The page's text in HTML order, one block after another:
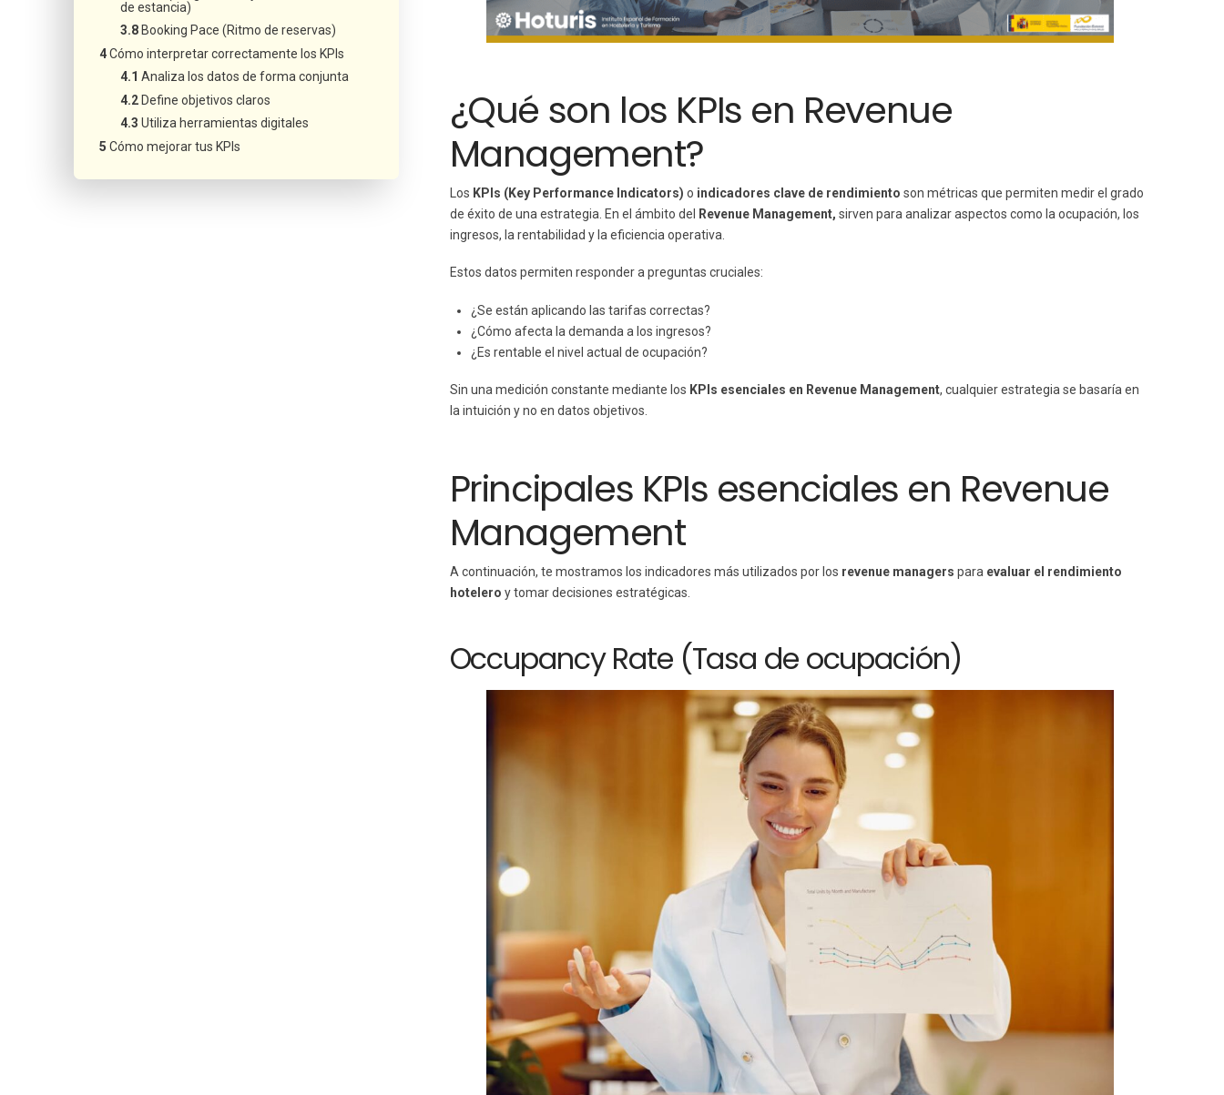
de estancia)
Booking Pace (Ritmo de reservas)
Cómo interpretar correctamente los KPIs
Analiza los datos de forma conjunta
Define objetivos claros
Utiliza herramientas digitales
Cómo mejorar tus KPIs
¿Qué son los KPIs en Revenue
Management?
Los KPIs (Key Performance Indicators) o indicadores clave de rendimiento son métricas que permiten medir el grado
de éxito de una estrategia. En el ámbito del
Revenue Management, sirven para analizar aspectos como la ocupación, los
ingresos, la rentabilidad y la eficiencia operativa.
Estos datos permiten responder a preguntas cruciales:
¿Se están aplicando las tarifas correctas?
¿Cómo afecta la demanda a los ingresos?
¿Es rentable el nivel actual de ocupación?
Sin una medición constante mediante los KPIs esenciales en Revenue Management, cualquier estrategia se basaría en
la intuición y no en datos objetivos.
Principales KPIs esenciales en Revenue
Management
A continuación, te mostramos los indicadores más utilizados por los revenue managers para evaluar el rendimiento
hotelero y tomar decisiones estratégicas.
Occupancy Rate (Tasa de ocupación)